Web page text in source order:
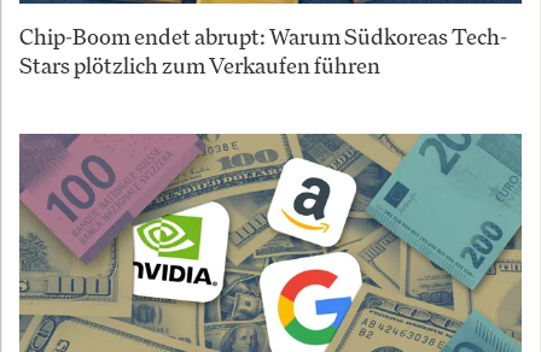
Chip-Boom endet abrupt: Warum Südkoreas Tech-
Stars plötzlich zum Verkaufen führen